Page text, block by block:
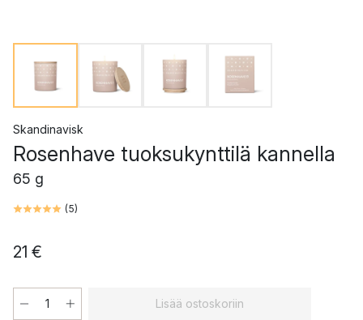
Skandinavisk
Rosenhave tuoksukynttilä kannella
65 g
(5)
21 €
Lisää ostoskoriin